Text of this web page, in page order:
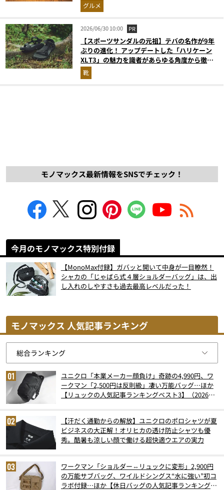
グルメ
2026/06/30 10:00 PR
【スポーツサンダルの元祖】テバの名作が9年
ぶりの進化！ アップデートした「ハリケーン
XLT3」の魅力を識者があらゆる角度から徹底
解説！
靴
モノマックス最新情報をSNSでチェック！
今月のモノマックス特別付録
【MonoMax付録】ガバッと開いて中身が一目瞭然！
シャカの「じゃばら式４層ショルダーバッグ」は、出
し入れのしやすさも過去最高レベルだった！
モノマックス 人気記事ランキング
ユニクロ「本業メーカー顔負け」奇跡の4,990円、ワ
ークマン「2,500円は反則級」凄い万能バッグ…ほか
【リュックの人気記事ランキングベスト3】（2026年
【汗だく通勤からの解放】ユニクロのポロシャツが夏
ビジネスの大正解！オリヒカの透け防止シャツも優
秀。酷暑も涼しい顔で働ける超快適ウエアの実力
ワークマン「ショルダー⇔リュックに変形」2,900円
の万能サブバッグ、ワイルドシングス“水に強い”初コ
ラボ付録…ほか【休日バッグの人気記事ランキングベ